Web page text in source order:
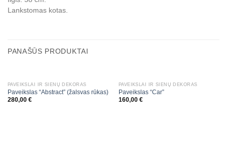
Lankstomas kotas.
PANAŠŪS PRODUKTAI
PAVEIKSLAI IR SIENŲ DEKORAS
Paveikslas “Abstract” (žalsvas rūkas)
280,00 €
PAVEIKSLAI IR SIENŲ DEKORAS
Paveikslas “Car”
160,00 €